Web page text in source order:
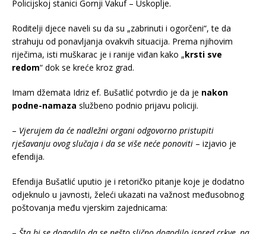
Policijskoj stanici Gornji Vakuf – Uskoplje.
Roditelji djece naveli su da su „zabrinuti i ogorčeni“, te da
strahuju od ponavljanja ovakvih situacija. Prema njihovim
riječima, isti muškarac je i ranije viđan kako „krsti sve
redom“ dok se kreće kroz grad.
Imam džemata Idriz ef. Bušatlić potvrdio je da je nakon
podne-namaza službeno podnio prijavu policiji.
– Vjerujem da će nadležni organi odgovorno pristupiti
rješavanju ovog slučaja i da se više neće ponoviti – izjavio je
efendija.
Efendija Bušatlić uputio je i retoričko pitanje koje je dodatno
odjeknulo u javnosti, želeći ukazati na važnost međusobnog
poštovanja među vjerskim zajednicama: